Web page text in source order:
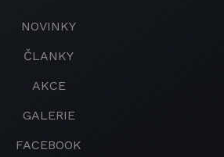
NOVINKY
ČLANKY
AKCE
GALERIE
FACEBOOK